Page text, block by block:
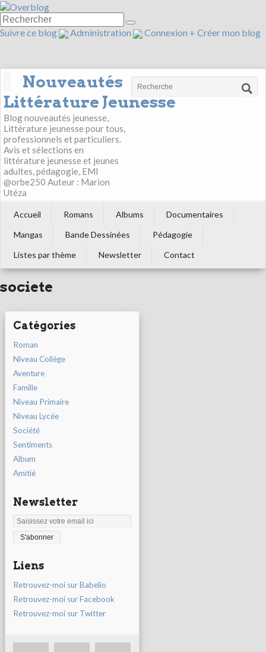
Suivre ce blog Administration Connexion + Créer mon blog
Nouveautés
Littérature Jeunesse
Blog nouveautés jeunesse,
Littérature jeunesse pour tous,
professionnels et particuliers.
Avis et sélections en
littérature jeunesse et jeunes
adultes, pédagogie, EMI
@orbe250 Auteur : Marion
Utéza
Accueil Romans Albums
Documentaires
Mangas
Bande Dessinées
Pédagogie
Listes par thème
Newsletter Contact
societe
Catégories
Roman
Niveau Collège
Aventure
Famille
Niveau Primaire
Niveau Lycée
Société
Sentiments
Album
Amitié
Newsletter
Liens
Retrouvez-moi sur Babelio
Retrouvez-moi sur Facebook
Retrouvez-moi sur Twitter